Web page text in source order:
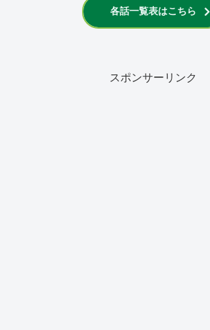
各話一覧表はこちら
スポンサーリンク